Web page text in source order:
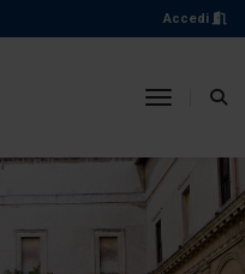
Accedi
toggle